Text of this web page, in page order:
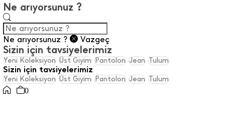
Ne arıyorsunuz ?
Ne arıyorsunuz ? Vazgeç
Sizin için tavsiyelerimiz
Yeni Koleksiyon Üst Giyim Pantolon Jean Tulum
Sizin için tavsiyelerimiz
Yeni Koleksiyon Üst Giyim Pantolon Jean Tulum
0